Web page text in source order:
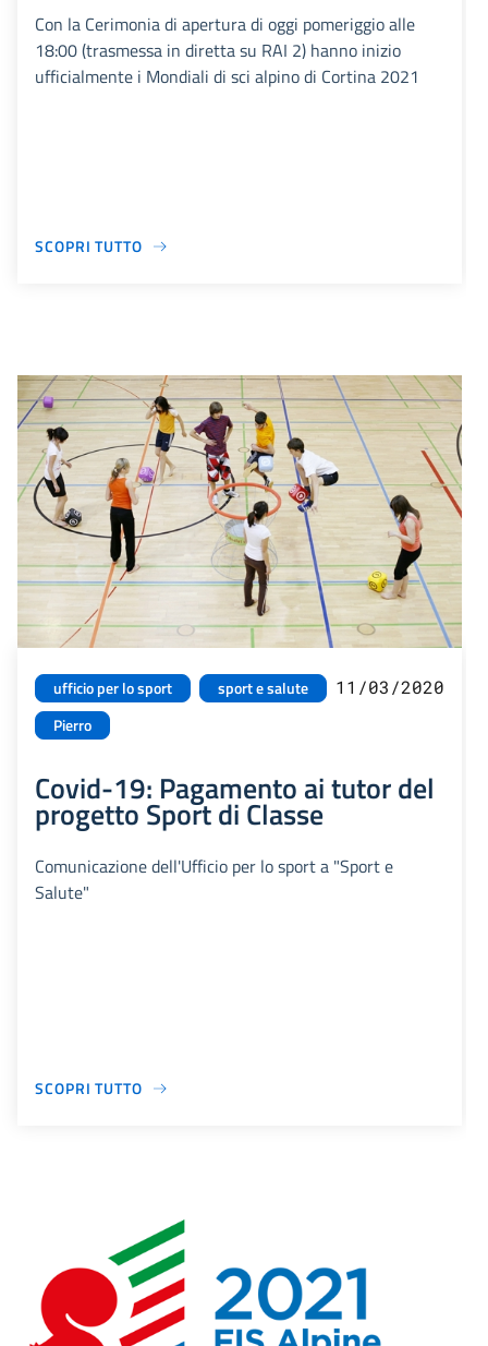
Con la Cerimonia di apertura di oggi pomeriggio alle
18:00 (trasmessa in diretta su RAI 2) hanno inizio
ufficialmente i Mondiali di sci alpino di Cortina 2021
SCOPRI TUTTO
ufficio per lo sport
sport e salute
Pierro
11/03/2020
Covid-19: Pagamento ai tutor del
progetto Sport di Classe
Comunicazione dell'Ufficio per lo sport a "Sport e
Salute"
SCOPRI TUTTO